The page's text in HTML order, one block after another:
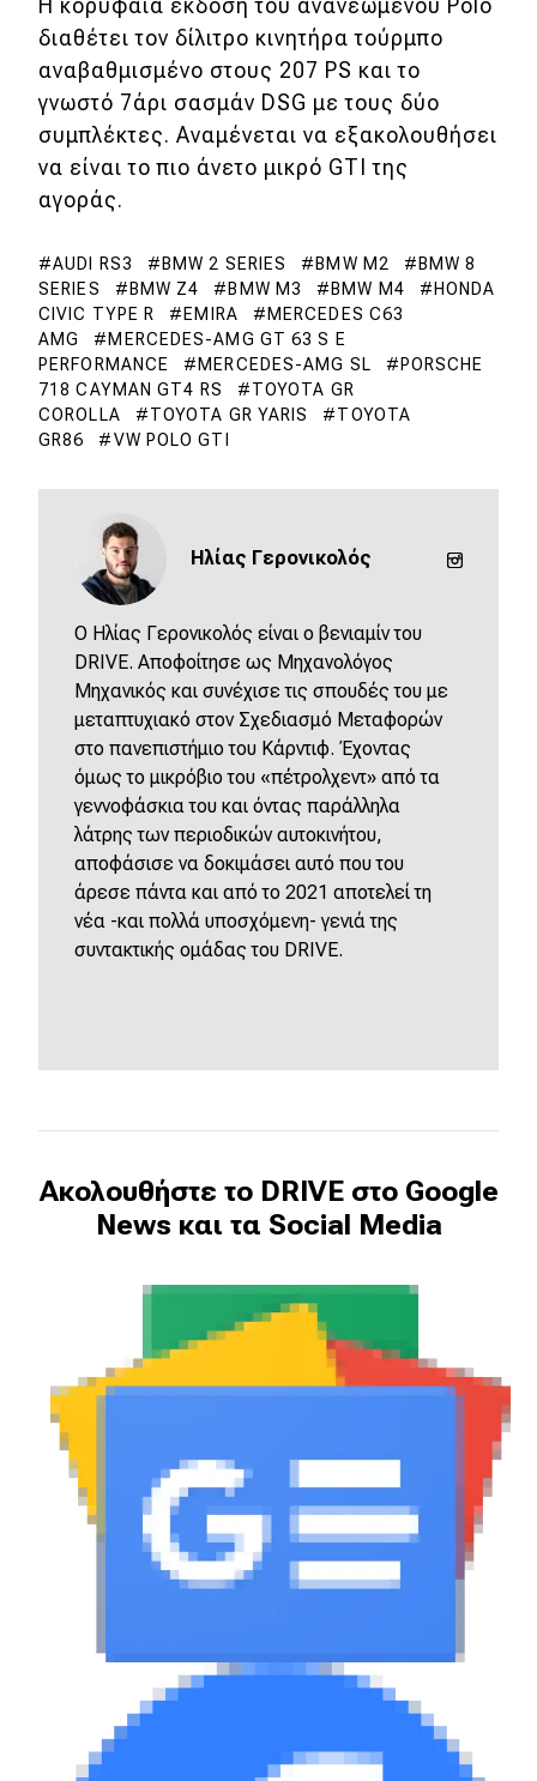
Η κορυφαία έκδοση του ανανεωμένου Polo
διαθέτει τον δίλιτρο κινητήρα τούρμπο
αναβαθμισμένο στους 207 PS και το
γνωστό 7άρι σασμάν DSG με τους δύο
συμπλέκτες. Αναμένεται να εξακολουθήσει
να είναι το πιο άνετο μικρό GTI της
αγοράς.
AUDI RS3 BMW 2 SERIES BMW M2
BMW 8
SERIES
BMW Z4 BMW M3 BMW M4
HONDA
CIVIC TYPE R
EMIRA
MERCEDES C63
AMG
MERCEDES-AMG GT 63 S E
PERFORMANCE
MERCEDES-AMG SL
PORSCHE
718 CAYMAN GT4 RS
TOYOTA GR
COROLLA
TOYOTA GR YARIS
TOYOTA
GR86
VW POLO GTI
Ηλίας Γερονικολός
O Ηλίας Γερονικολός είναι ο βενιαμίν του
DRIVE. Αποφοίτησε ως Μηχανολόγος
Μηχανικός και συνέχισε τις σπουδές του με
μεταπτυχιακό στον Σχεδιασμό Μεταφορών
στο πανεπιστήμιο του Κάρντιφ. Έχοντας
όμως το μικρόβιο του «πέτρολχεντ» από τα
γεννοφάσκια του και όντας παράλληλα
λάτρης των περιοδικών αυτοκινήτου,
αποφάσισε να δοκιμάσει αυτό που του
άρεσε πάντα και από το 2021 αποτελεί τη
νέα -και πολλά υποσχόμενη- γενιά της
συντακτικής ομάδας του DRIVE.
Ακολουθήστε το DRIVE στο Google
News και τα Social Media